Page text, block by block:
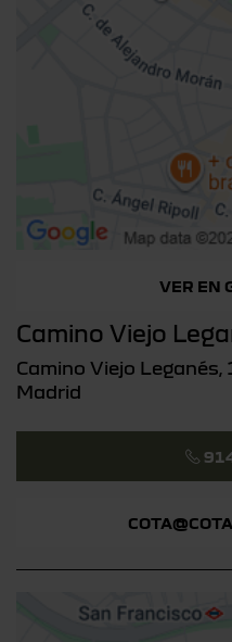
VER EN
Camino Viejo
Camino Viejo Leganés,
Madrid